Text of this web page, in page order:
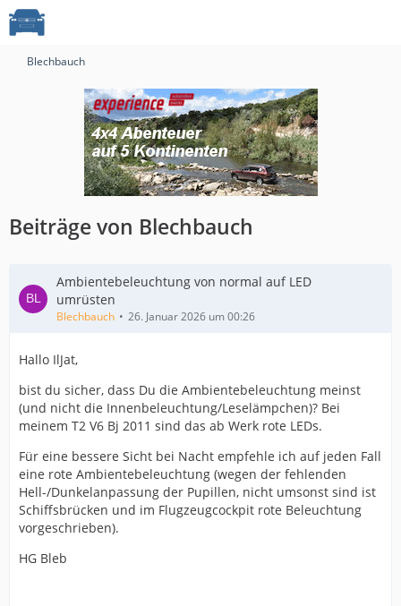
Blechbauch
Beiträge von Blechbauch
Ambientebeleuchtung von normal auf LED
umrüsten
Blechbauch 26. Januar 2026 um 00:26
Hallo IlJat,
bist du sicher, dass Du die Ambientebeleuchtung meinst
(und nicht die Innenbeleuchtung/Leselämpchen)? Bei
meinem T2 V6 Bj 2011 sind das ab Werk rote LEDs.
Für eine bessere Sicht bei Nacht empfehle ich auf jeden Fall
eine rote Ambientebeleuchtung (wegen der fehlenden
Hell-/Dunkelanpassung der Pupillen, nicht umsonst sind ist
Schiffsbrücken und im Flugzeugcockpit rote Beleuchtung
vorgeschrieben).
HG Bleb